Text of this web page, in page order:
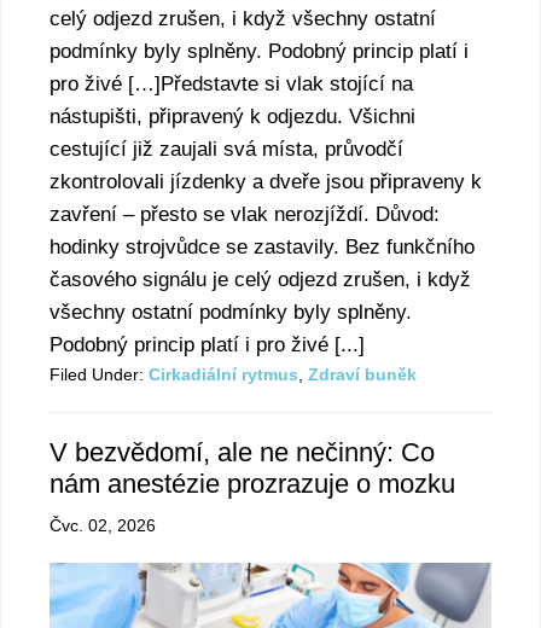
celý odjezd zrušen, i když všechny ostatní
podmínky byly splněny. Podobný princip platí i
pro živé […]Představte si vlak stojící na
nástupišti, připravený k odjezdu. Všichni
cestující již zaujali svá místa, průvodčí
zkontrolovali jízdenky a dveře jsou připraveny k
zavření – přesto se vlak nerozjíždí. Důvod:
hodinky strojvůdce se zastavily. Bez funkčního
časového signálu je celý odjezd zrušen, i když
všechny ostatní podmínky byly splněny.
Podobný princip platí i pro živé [...]
Filed Under: Cirkadiální rytmus, Zdraví bunĕk
V bezvědomí, ale ne nečinný: Co
nám anestézie prozrazuje o mozku
Čvc. 02, 2026